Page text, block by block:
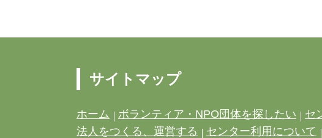
サイトマップ
ホーム ボランティア・NPO団体を探したい セ
法人をつくる、運営する
センター利用について